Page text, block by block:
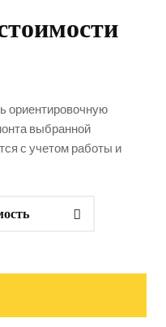
ориентировочную
выбранной
с учетом работы и